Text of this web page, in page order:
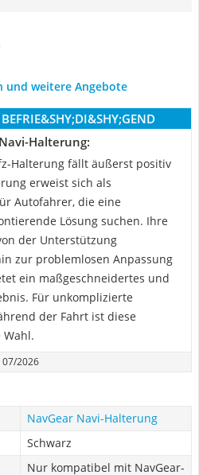
und weitere Angebote
BEFRIE&SHY;DI&SHY;GEND
Halterung:
Halterung fällt äußerst positiv
erweist sich als
Autofahrer, die eine
Lösung suchen. Ihre
der Unterstützung
zur problemlosen Anpassung
ein maßgeschneidertes und
Für unkomplizierte
der Fahrt ist diese
07/2026
NavGear Navi-Halterung
Schwarz
Nur kompatibel mit NavGear-